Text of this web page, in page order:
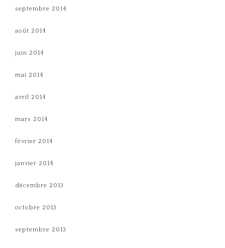
septembre 2014
août 2014
juin 2014
mai 2014
avril 2014
mars 2014
février 2014
janvier 2014
décembre 2013
octobre 2013
septembre 2013